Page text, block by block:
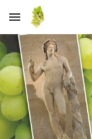
Skip to main content